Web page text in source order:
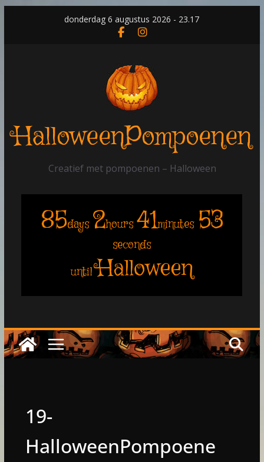
donderdag 6 augustus 2026 - 23.17
HalloweenPompoenen
Creatief met pompoenen – Halloween
85days 2hours 41minutes 53
seconds
until Halloween
19-
HalloweenPompoene